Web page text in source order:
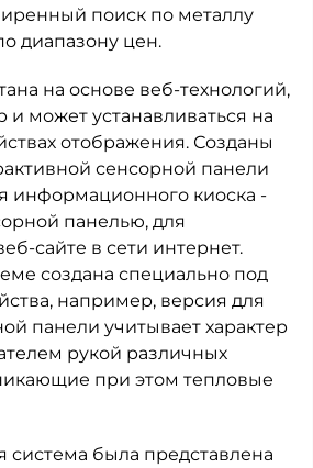
поиск по металлу
диапазону цен.
на основе веб-технологий,
и может устанавливаться на
отображения. Созданы
сенсорной панели
информационного киоска -
панелью, для
сайте в сети интернет.
создана специально под
например, версия для
панели учитывает характер
рукой различных
при этом тепловые
система была представлена